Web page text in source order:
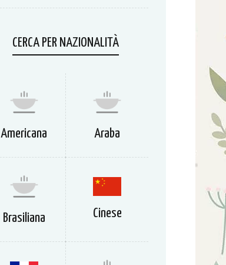
CERCA PER NAZIONALITÀ
Americana Araba
Brasiliana Cinese